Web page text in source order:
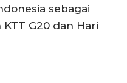
sebagai
G20 dan Hari